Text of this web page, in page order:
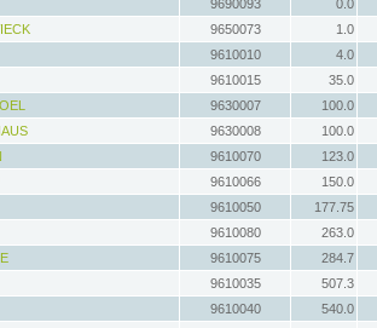
9690093
0.0
9650073
1.0
9610010
4.0
9610015
35.0
9630007
100.0
9630008
100.0
9610070
123.0
9610066
150.0
9610050
177.75
9610080
263.0
9610075
284.7
9610035
507.3
9610040
540.0